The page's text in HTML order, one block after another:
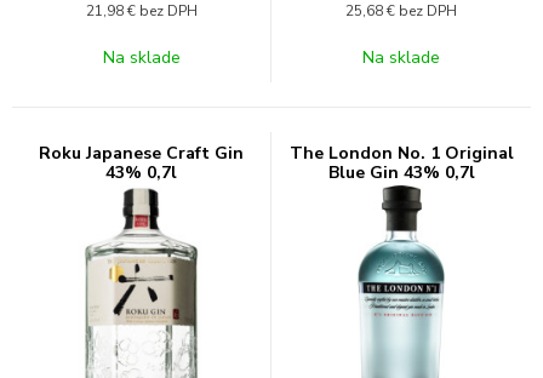
21,98 € bez DPH
Na sklade
25,68 € bez DPH
Na sklade
Roku Japanese Craft Gin
43% 0,7l
The London No. 1 Original
Blue Gin 43% 0,7l